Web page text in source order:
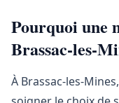
Pourquoi une
Brassac-les-
À Brassac-les-